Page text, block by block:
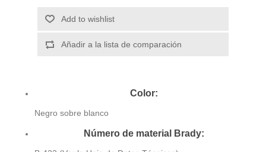
Add to wishlist
Añadir a la lista de comparación
Color:
Negro sobre blanco
Número de material Brady: